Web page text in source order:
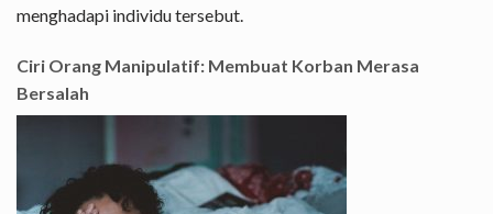
menghadapi individu tersebut.
Ciri Orang Manipulatif: Membuat Korban Merasa
Bersalah